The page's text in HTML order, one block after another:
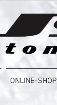
ONLINE-SHOP